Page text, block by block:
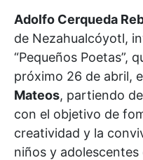
Adolfo Cerqueda
de Nezahualcóyotl,
“Pequeños Poetas”,
próximo 26 de abril,
Mateos, partiendo
con el objetivo de
creatividad y la
niños y adolescentes